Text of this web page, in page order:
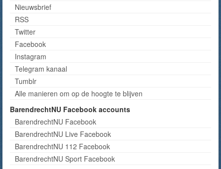
Nieuwsbrief
RSS
Twitter
Facebook
Instagram
Telegram kanaal
Tumblr
Alle manieren om op de hoogte te blijven
BarendrechtNU Facebook accounts
BarendrechtNU Facebook
BarendrechtNU Live Facebook
BarendrechtNU 112 Facebook
BarendrechtNU Sport Facebook